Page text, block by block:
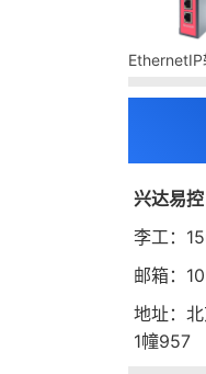
兴达易
李工：
邮箱：
地址：
1幢957